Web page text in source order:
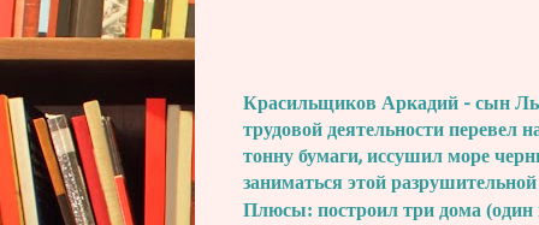
Красильщиков Аркадий - сын
трудовой деятельности перевел
тонну бумаги, иссушил море
заниматься этой
Плюсы: построил три дома (один